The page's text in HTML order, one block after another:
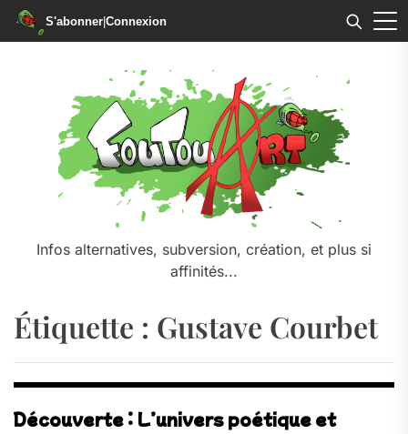
S'abonner|Connexion
Infos alternatives, subversion, création, et plus si
affinités...
Étiquette : Gustave Courbet
Découverte : L’univers poétique et